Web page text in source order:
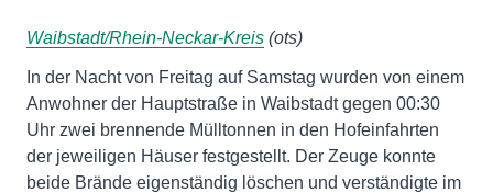
Waibstadt/Rhein-Neckar-Kreis (ots)
In der Nacht von Freitag auf Samstag wurden von einem
Anwohner der Hauptstraße in Waibstadt gegen 00:30
Uhr zwei brennende Mülltonnen in den Hofeinfahrten
der jeweiligen Häuser festgestellt. Der Zeuge konnte
beide Brände eigenständig löschen und verständigte im